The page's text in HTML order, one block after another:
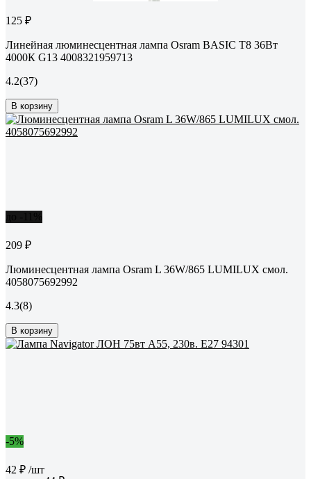
125 ₽
Линейная люминесцентная лампа Osram BASIC T8 36Вт
4000К G13 4008321959713
4.2(37)
В корзину
209 ₽
Люминесцентная лампа Osram L 36W/865 LUMILUX смол.
4058075692992
4.3(8)
В корзину
-5%
42 ₽ /шт